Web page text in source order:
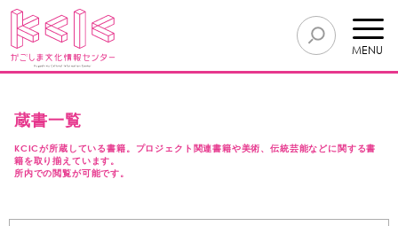
MENU
蔵書一覧
KCICが所蔵している書籍。プロジェクト関連書籍や美術、伝統芸能などに関する書
籍を取り揃えています。
所内での閲覧が可能です。